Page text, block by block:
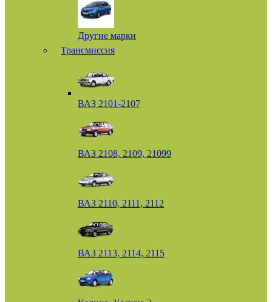
Другие марки
Трансмиссия
ВАЗ 2101-2107
ВАЗ 2108, 2109, 21099
ВАЗ 2110, 2111, 2112
ВАЗ 2113, 2114, 2115